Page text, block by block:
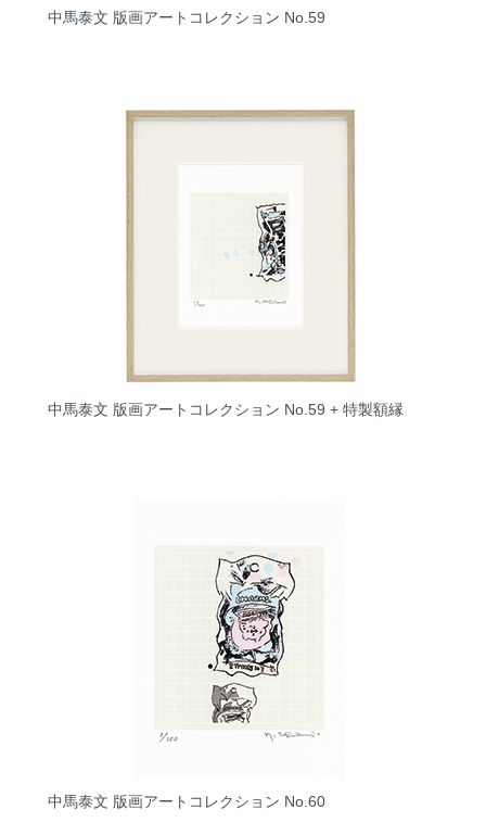
中馬泰文 版画アートコレクション No.59
中馬泰文 版画アートコレクション No.59 + 特製額縁
中馬泰文 版画アートコレクション No.60